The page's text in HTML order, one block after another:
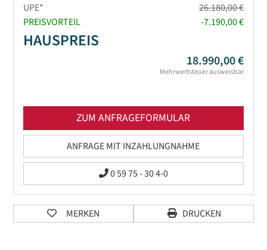
UPE*
26.180,00 €
PREISVORTEIL
-7.190,00 €
HAUSPREIS
18.990,00 €
Mehrwertsteuer ausweisbar
ZUM ANFRAGEFORMULAR
ANFRAGE MIT INZAHLUNGNAHME
0 59 75 - 30 4-0
MERKEN DRUCKEN